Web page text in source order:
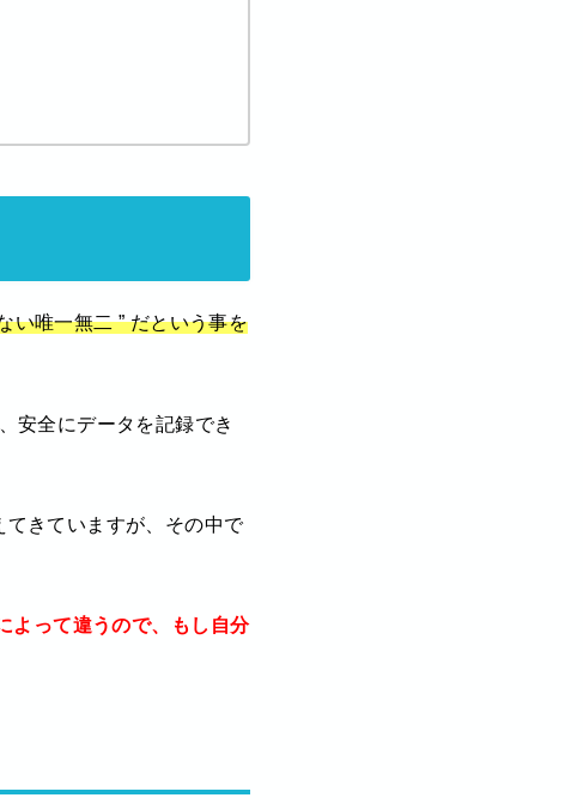
い唯一無二 ” だという事を
安全にデータを記録でき
きていますが、その中で
よって違うので、もし自分